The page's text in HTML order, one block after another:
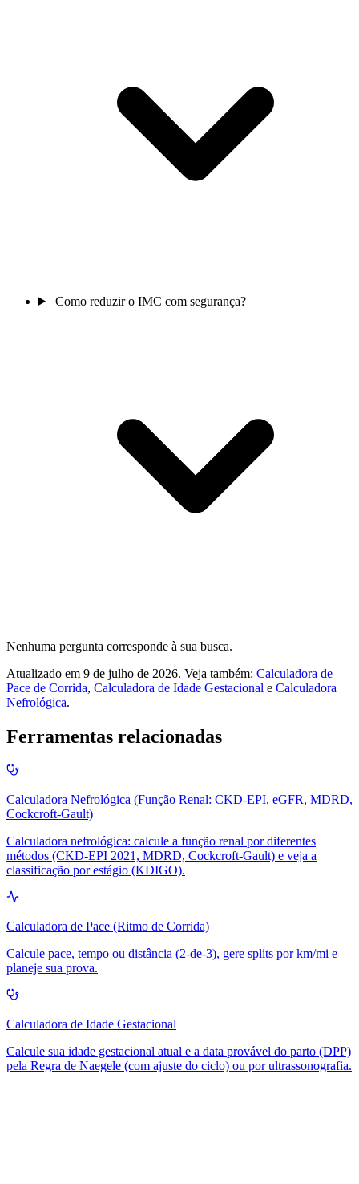
Como reduzir o IMC com segurança?
Nenhuma pergunta corresponde à sua busca.
Atualizado em 9 de julho de 2026. Veja também: Calculadora de
Pace de Corrida, Calculadora de Idade Gestacional e Calculadora
Nefrológica.
Ferramentas relacionadas
Calculadora Nefrológica (Função Renal: CKD-EPI, eGFR, MDRD,
Cockcroft‑Gault)
Calculadora nefrológica: calcule a função renal por diferentes
métodos (CKD-EPI 2021, MDRD, Cockcroft-Gault) e veja a
classificação por estágio (KDIGO).
Calculadora de Pace (Ritmo de Corrida)
Calcule pace, tempo ou distância (2‑de‑3), gere splits por km/mi e
planeje sua prova.
Calculadora de Idade Gestacional
Calcule sua idade gestacional atual e a data provável do parto (DPP)
pela Regra de Naegele (com ajuste do ciclo) ou por ultrassonografia.